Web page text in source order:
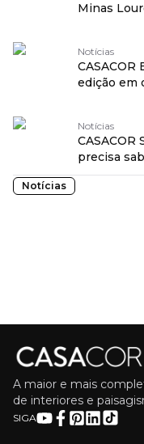
Minas
Notícias
edição em
Notícias
CASACOR
precisa
Notícias
A maior e mais
de interiores e
SIGA